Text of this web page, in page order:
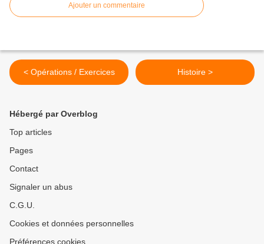
Ajouter un commentaire
< Opérations / Exercices Histoire >
Hébergé par Overblog
Top articles
Pages
Contact
Signaler un abus
C.G.U.
Cookies et données personnelles
Préférences cookies